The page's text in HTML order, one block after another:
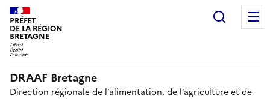
Panneau de gestion des cookies
PRÉFET
DE LA RÉGION
BRETAGNE
DRAAF Bretagne
Direction régionale de l’alimentation, de l’agriculture et de